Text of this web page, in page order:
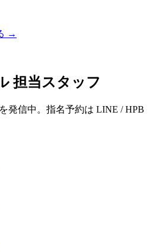
→
担当スタッフ
発信中。指名予約は LINE / HPB